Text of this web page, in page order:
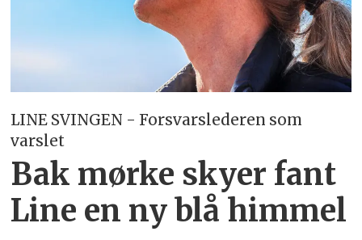
LINE SVINGEN - Forsvarslederen som
varslet
Bak mørke skyer fant
Line en ny blå himmel